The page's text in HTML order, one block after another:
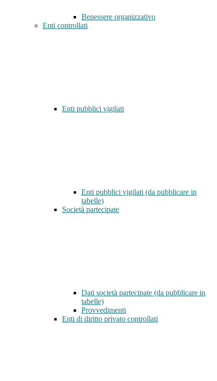
Benessere organizzativo
Enti controllati
Enti pubblici vigilati
Enti pubblici vigilati (da pubblicare in
tabelle)
Società partecipate
Dati società partecipate (da pubblicare in
tabelle)
Provvedimenti
Enti di diritto privato controllati